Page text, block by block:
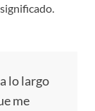
lo largo
me